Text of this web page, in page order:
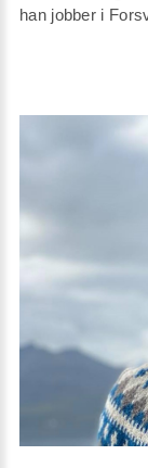
han jobber i